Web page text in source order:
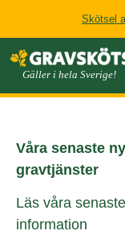
Skötsel
Gäller i hela Sverige!
Våra senaste
gravtjänster
Läs våra
information